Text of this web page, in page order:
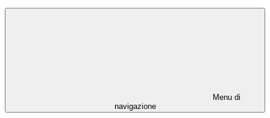
Menu di
navigazione